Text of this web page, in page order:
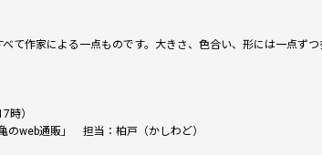
て作家による一点ものです。大きさ、色合い、形には一点ず
時）
のweb通販」 担当：柏戸（かしわど）